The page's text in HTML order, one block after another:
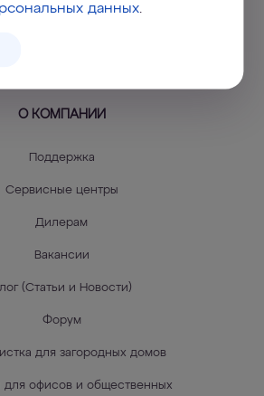
данных
водоочистка
О КОМПАНИИ
Поддержка
Сервисные центры
Дилерам
Вакансии
(Статьи и Новости)
Форум
для загородных домов
для офисов и общественных